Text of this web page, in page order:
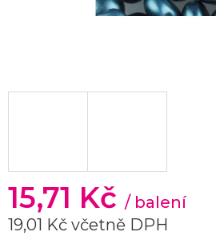
15,71 Kč / balení
19,01 Kč včetně DPH